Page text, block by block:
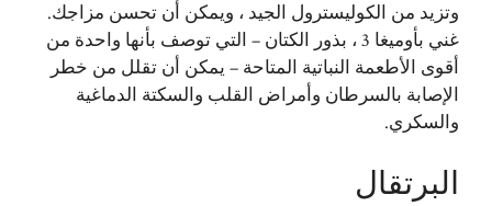
وتزيد من الكوليسترول الجيد ، ويمكن أن تحسن مزاجك.
غني بأوميغا 3 ، بذور الكتان – التي توصف بأنها واحدة من
أقوى الأطعمة النباتية المتاحة – يمكن أن تقلل من خطر
الإصابة بالسرطان وأمراض القلب والسكتة الدماغية
والسكري.
البرتقال